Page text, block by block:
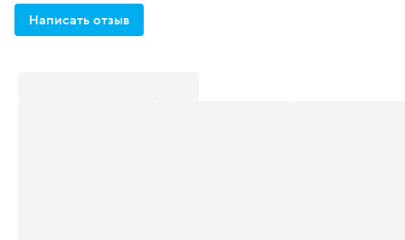
Написать отзыв